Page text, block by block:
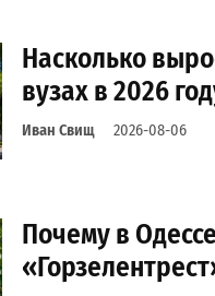
Насколько
вузах в 2026
Иван Свищ 2026-08-06
Почему в